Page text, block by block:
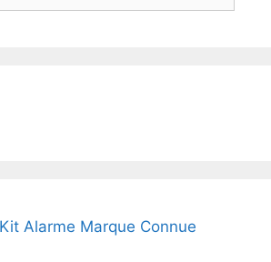
Alarme Marque Connue